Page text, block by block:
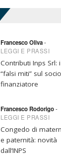
Francesco Oliva-
LEGGI E PRASSI
Contributi Inps Srl: i
“falsi miti” sul socio
finanziatore
Francesco Rodorigo-
LEGGI E PRASSI
Congedo di
e paternità: novità
dall’INPS